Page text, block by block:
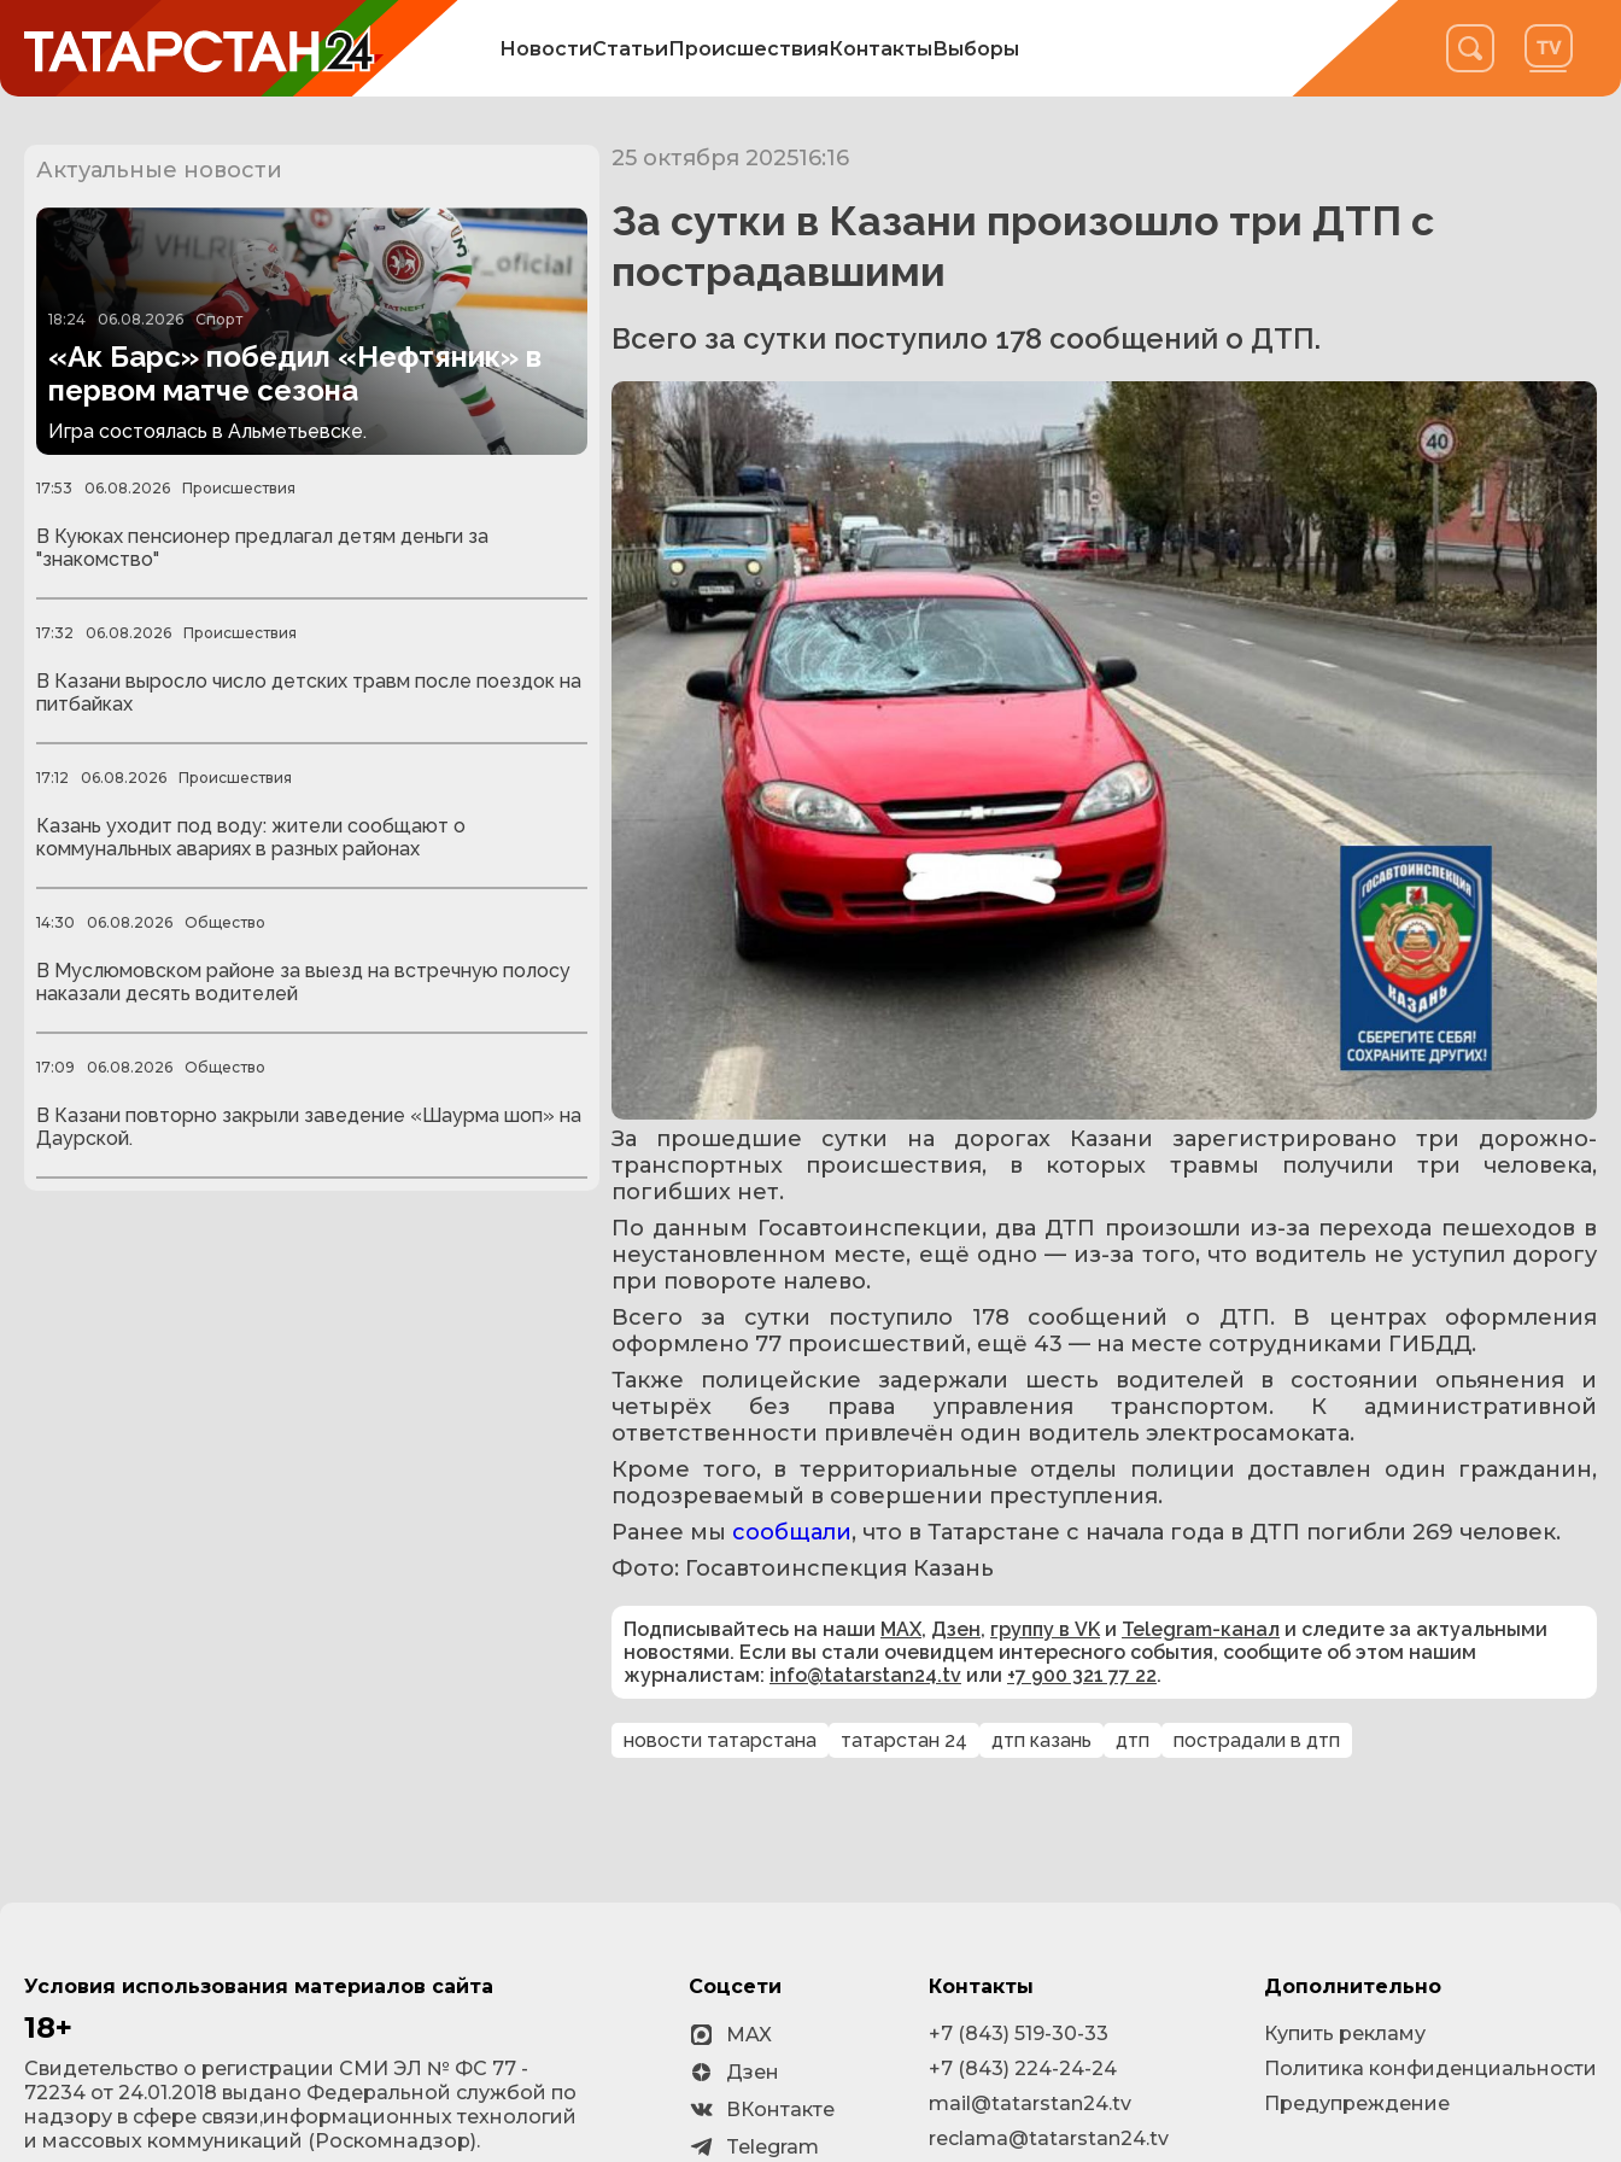
НовостиСтатьиПроисшествияКонтактыВыборы
Актуальные новости
18:24 06.08.2026 Спорт
«Ак Барс» победил «Нефтяник» в
первом матче сезона
Игра состоялась в Альметьевске.
17:53 06.08.2026 Происшествия
В Куюках пенсионер предлагал детям деньги за
"знакомство"
17:32 06.08.2026 Происшествия
В Казани выросло число детских травм после поездок на
питбайках
17:12 06.08.2026 Происшествия
Казань уходит под воду: жители сообщают о
коммунальных авариях в разных районах
14:30 06.08.2026 Общество
В Муслюмовском районе за выезд на встречную полосу
наказали десять водителей
17:09 06.08.2026 Общество
В Казани повторно закрыли заведение «Шаурма шоп» на
Даурской.
25 октября 202516:16
За сутки в Казани произошло три ДТП с
пострадавшими
Всего за сутки поступило 178 сообщений о ДТП.
За прошедшие сутки на дорогах Казани зарегистрировано три дорожно-
транспортных происшествия, в которых травмы получили три человека,
погибших нет.
По данным Госавтоинспекции, два ДТП произошли из-за перехода пешеходов в
неустановленном месте, ещё одно — из-за того, что водитель не уступил дорогу
при повороте налево.
Всего за сутки поступило 178 сообщений о ДТП. В центрах оформления
оформлено 77 происшествий, ещё 43 — на месте сотрудниками ГИБДД.
Также полицейские задержали шесть водителей в состоянии опьянения и
четырёх без права управления транспортом. К административной
ответственности привлечён один водитель электросамоката.
Кроме того, в территориальные отделы полиции доставлен один гражданин,
подозреваемый в совершении преступления.
Ранее мы сообщали, что в Татарстане с начала года в ДТП погибли 269 человек.
Фото: Госавтоинспекция Казань
Подписывайтесь на наши MAX, Дзен, группу в VK и Telegram-канал и следите за актуальными
новостями. Если вы стали очевидцем интересного события, сообщите об этом нашим
журналистам: info@tatarstan24.tv или +7 900 321 77 22.
новости татарстана татарстан 24 дтп казань дтп пострадали в дтп
Условия использования материалов сайта
18+
Cвидетельство о регистрации СМИ ЭЛ № ФС 77 -
72234 от 24.01.2018 выдано Федеральной службой по
надзору в сфере связи,информационных технологий
и массовых коммуникаций (Роскомнадзор).
Соцсети
MAX
Дзен
ВКонтакте
Telegram
Контакты
+7 (843) 519-30-33
+7 (843) 224-24-24
mail@tatarstan24.tv
reclama@tatarstan24.tv
Дополнительно
Купить рекламу
Политика конфиденциальности
Предупреждение